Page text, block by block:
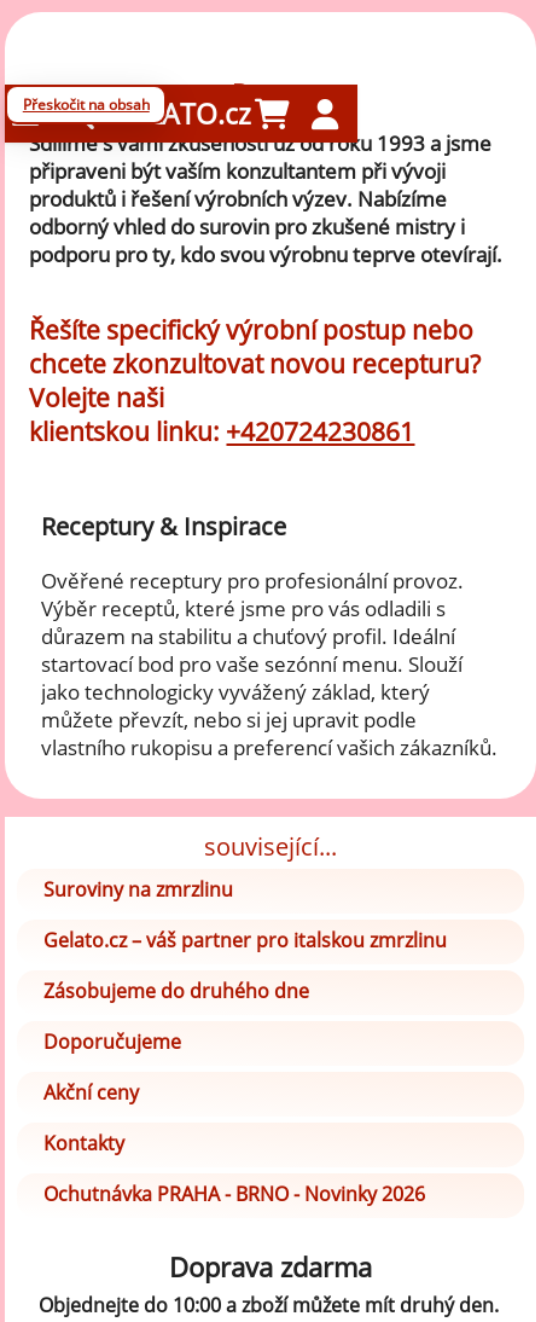
Přeskočit na obsahGELATO.cz
Dotazy
Sdílíme s vámi zkušenosti už od roku 1993 a jsme
připraveni být vaším konzultantem při vývoji
produktů i řešení výrobních výzev. Nabízíme
odborný vhled do surovin pro zkušené mistry i
podporu pro ty, kdo svou výrobnu teprve otevírají.
Řešíte specifický výrobní postup nebo
chcete zkonzultovat novou recepturu?
Volejte naši
klientskou linku: +420724230861
Receptury & Inspirace
Ověřené receptury pro profesionální provoz.
Výběr receptů, které jsme pro vás odladili s
důrazem na stabilitu a chuťový profil. Ideální
startovací bod pro vaše sezónní menu. Slouží
jako technologicky vyvážený základ, který
můžete převzít, nebo si jej upravit podle
vlastního rukopisu a preferencí vašich zákazníků.
související...
Suroviny na zmrzlinu
Gelato.cz – váš partner pro italskou zmrzlinu
Zásobujeme do druhého dne
Doporučujeme
Akční ceny
Kontakty
Ochutnávka PRAHA - BRNO - Novinky 2026
Doprava zdarma
Objednejte do 10:00 a zboží můžete mít druhý den.